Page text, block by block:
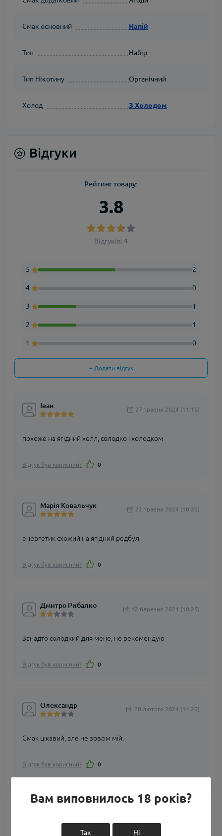
Смак основний Напій
Тип Набір
Тип Нікотину Органічний
Холод З Холодом
Відгуки
Рейтинг товару:
3.8
Відгуків: 4
5 2
4 0
3 1
2 1
1 0
+ Додати відгук
Іван 27 травня 2024 (11:15)
похоже на ягідний хелл, солодко і холодком
Відгук був корисний? 0
Марія Ковальчук 22 травня 2024 (10:20)
енергетик схожий на ягідний редбул
Відгук був корисний? 0
Дмитро Рибалко 12 березня 2024 (10:25)
Занадто солодкий для мене, не рекомендую
Відгук був корисний? 0
Олександр 20 лютого 2024 (14:20)
Смак цікавий, але не зовсім мій.
Відгук був корисний? 0
Вам виповнилось 18 років?
Так Ні